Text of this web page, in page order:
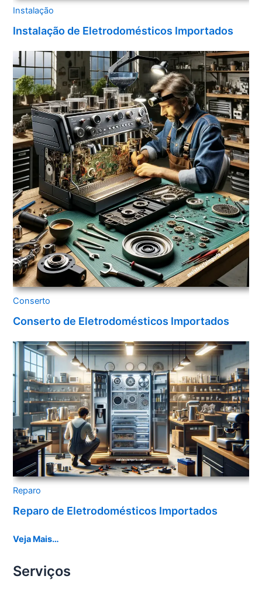
Instalação
Instalação de Eletrodomésticos Importados
Conserto
Conserto de Eletrodomésticos Importados
Reparo
Reparo de Eletrodomésticos Importados
Veja Mais…
Serviços